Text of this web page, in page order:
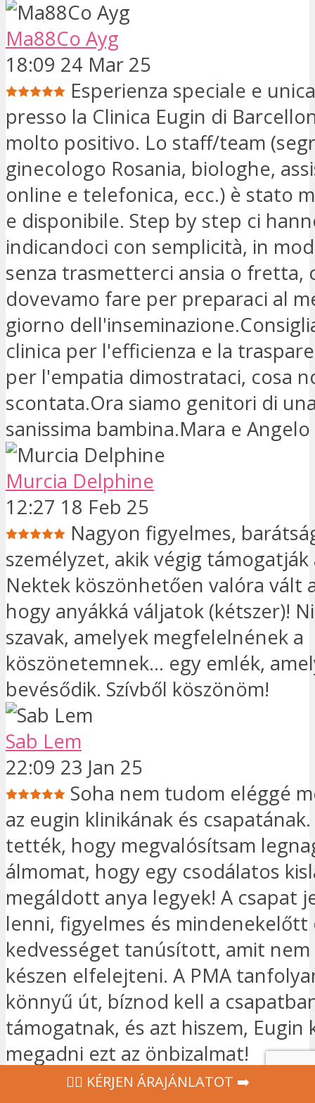
Ma88Co Ayg
18:09 24 Mar 25
Esperienza speciale e
presso la Clinica Eugin di
molto positivo. Lo staff/team
ginecologo Rosania, biologhe,
online e telefonica, ecc.) è stato
e disponibile. Step by step ci
indicandoci con semplicità, in
senza trasmetterci ansia o fretta,
dovevamo fare per preparaci al
giorno
clinica per l'efficienza e la
per l'empatia dimostrataci, cosa
scontata.Ora siamo genitori di
sanissima bambina.Mara e Angelo
Murcia Delphine
12:27 18 Feb 25
Nagyon figyelmes,
személyzet, akik végig támogatják
Nektek köszönhetően valóra vált
hogy anyákká váljatok (kétszer)!
szavak, amelyek megfelelnének a
köszönetemnek... egy emlék,
bevésődik. Szívből köszönöm!
Sab Lem
22:09 23 Jan 25
Soha nem tudom eléggé
az eugin klinikának és
tették, hogy megvalósítsam
álmomat, hogy egy csodálatos
megáldott anya legyek! A csapat
lenni, figyelmes és mindenekelőtt
kedvességet tanúsított, amit nem
készen elfelejteni. A PMA
könnyű út, bíznod kell a
támogatnak, és azt hiszem, Eugin
megadni ezt az önbizalmat!
‍👩‍⚕ KÉRJEN ÁRAJÁNLATOT ➡️